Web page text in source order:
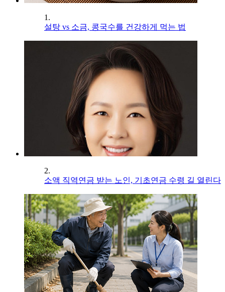
1.
설탕 vs 소금, 콩국수를 건강하게 먹는 법
2.
소액 직역연금 받는 노인, 기초연금 수령 길 열린다